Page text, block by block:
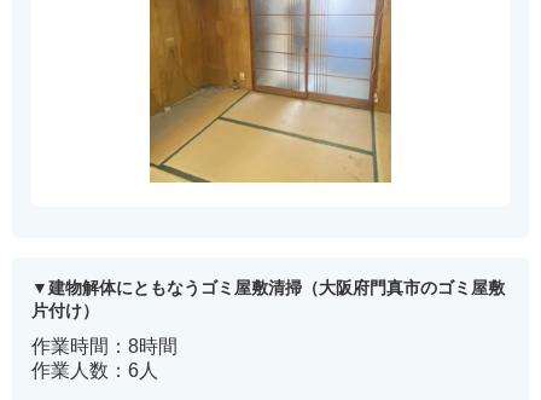
建物解体にともなうゴミ屋敷清掃（大阪府門真市のゴミ屋敷
片付け）
作業時間：8時間
作業人数：6人